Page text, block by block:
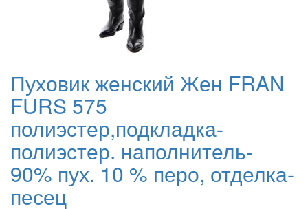
Пуховик женский Жен FRAN
FURS 575
полиэстер,подкладка-
полиэстер. наполнитель-
90% пух. 10 % перо, отделка-
песец